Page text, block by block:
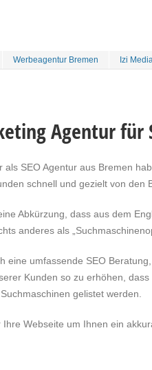
Werbeagentur Bremen Izi
Agentur für
als SEO Agentur aus Bremen
schnell und gezielt von den
Abkürzung, dass aus dem
anderes als
eine umfassende SEO
Kunden so zu erhöhen,
gelistet werden.
Webseite um Ihnen ein